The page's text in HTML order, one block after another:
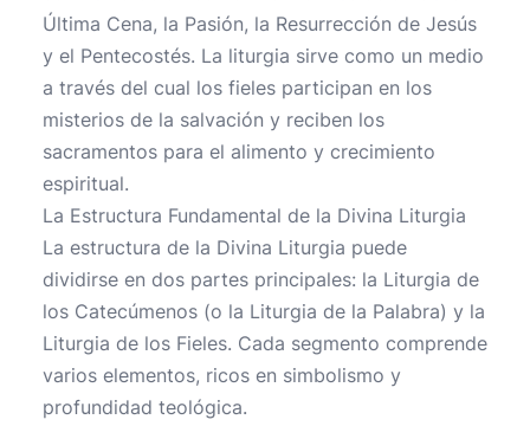
Última Cena, la Pasión, la Resurrección de Jesús
y el Pentecostés. La liturgia sirve como un medio
a través del cual los fieles participan en los
misterios de la salvación y reciben los
sacramentos para el alimento y crecimiento
espiritual.
La Estructura Fundamental de la Divina Liturgia
La estructura de la Divina Liturgia puede
dividirse en dos partes principales: la Liturgia de
los Catecúmenos (o la Liturgia de la Palabra) y la
Liturgia de los Fieles. Cada segmento comprende
varios elementos, ricos en simbolismo y
profundidad teológica.